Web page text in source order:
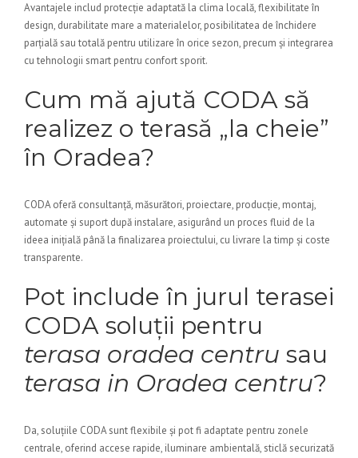
Avantajele includ protecție adaptată la clima locală, flexibilitate în
design, durabilitate mare a materialelor, posibilitatea de închidere
parțială sau totală pentru utilizare în orice sezon, precum și integrarea
cu tehnologii smart pentru confort sporit.
Cum mă ajută CODA să
realizez o terasă „la cheie”
în Oradea?
CODA oferă consultanță, măsurători, proiectare, producție, montaj,
automate și suport după instalare, asigurând un proces fluid de la
ideea inițială până la finalizarea proiectului, cu livrare la timp și coste
transparente.
Pot include în jurul terasei
CODA soluții pentru
terasa oradea centru sau
terasa in Oradea centru?
Da, soluțiile CODA sunt flexibile și pot fi adaptate pentru zonele
centrale, oferind accese rapide, iluminare ambientală, sticlă securizată